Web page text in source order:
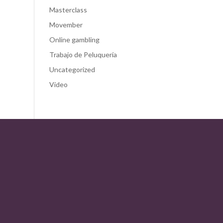
Masterclass
Movember
Online gambling
Trabajo de Peluquería
Uncategorized
Video